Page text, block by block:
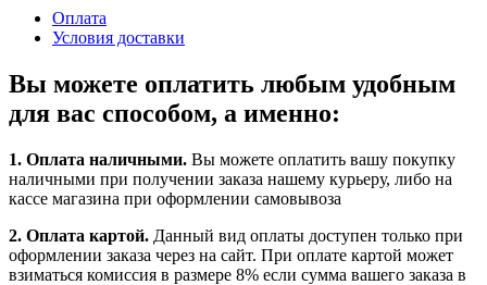
Оплата
Условия доставки
Вы можете оплатить любым удобным
для вас способом, а именно:
1. Оплата наличными. Вы можете оплатить вашу покупку
наличными при получении заказа нашему курьеру, либо на
кассе магазина при оформлении самовывоза
2. Оплата картой. Данный вид оплаты доступен только при
оформлении заказа через на сайт. При оплате картой может
взиматься комиссия в размере 8% если сумма вашего заказа в